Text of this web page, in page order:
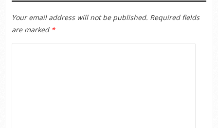
Your email address will not be published. Required fields
are marked *